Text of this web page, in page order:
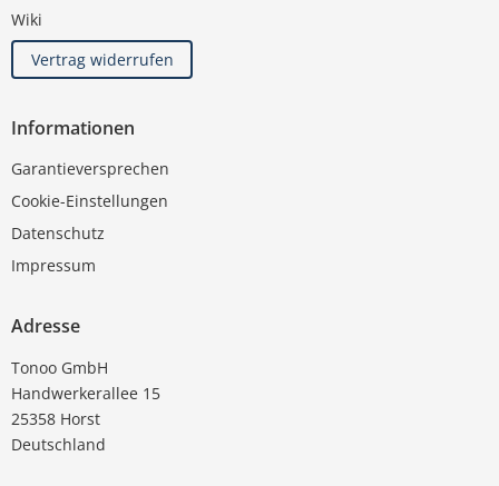
Wiki
Vertrag widerrufen
Informationen
Garantieversprechen
Cookie-Einstellungen
Datenschutz
Impressum
Adresse
Tonoo GmbH
Handwerkerallee 15
25358 Horst
Deutschland